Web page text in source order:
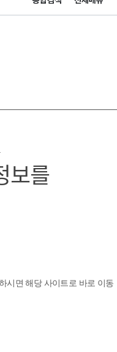
보를
시면 해당 사이트로 바로 이동